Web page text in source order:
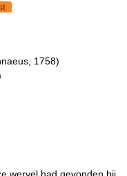
1758)
wervel had gevonden bij